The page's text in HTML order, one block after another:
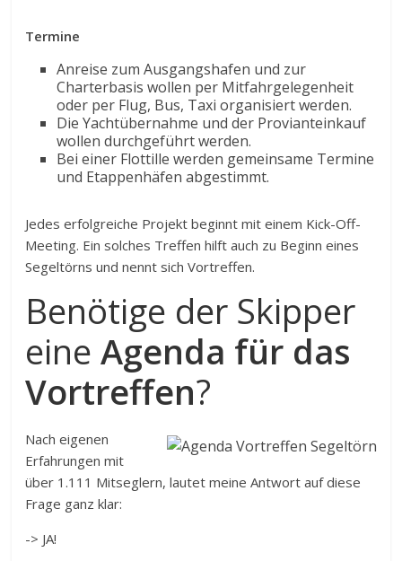
Termine
Anreise zum Ausgangshafen und zur
Charterbasis wollen per Mitfahrgelegenheit
oder per Flug, Bus, Taxi organisiert werden.
Die Yachtübernahme und der Provianteinkauf
wollen durchgeführt werden.
Bei einer Flottille werden gemeinsame Termine
und Etappenhäfen abgestimmt.
Jedes erfolgreiche Projekt beginnt mit einem Kick-Off-
Meeting. Ein solches Treffen hilft auch zu Beginn eines
Segeltörns und nennt sich Vortreffen.
Benötige der Skipper
eineAgenda für das
Vortreffen?
Nach eigenen
Erfahrungen mit
über 1.111 Mitseglern, lautet meine Antwort auf diese
Frage ganz klar:
-> JA!